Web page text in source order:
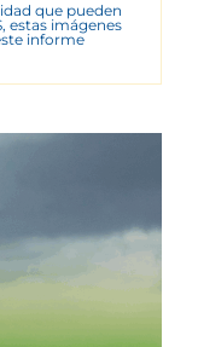
que pueden
estas imágenes
informe